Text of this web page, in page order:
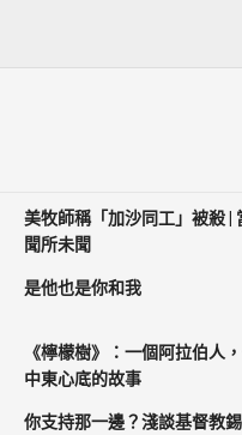
美牧師稱「加沙同工」被殺 |
聞所未聞
是他也是你和我
《檸檬樹》：一個阿拉伯人
中東心底的故事
你支持那一邊？淺談基督教